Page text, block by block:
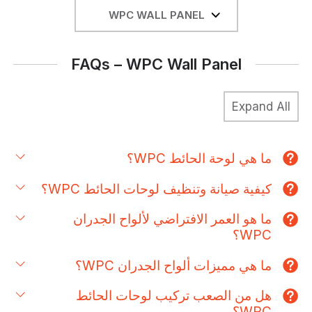
WPC Wall Panel
ما هي لوحة الحائط WPC؟
كيفية صيانة وتنظيف لوحات الحائط WPC؟
ما هو العمر الافتراضي لألواح الجدران
WPC؟
ما هي مميزات ألواح الجدران WPC؟
هل من الصعب تركيب لوحات الحائط